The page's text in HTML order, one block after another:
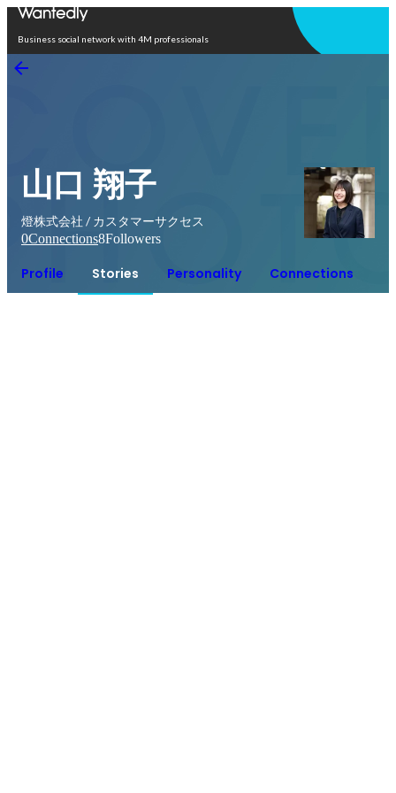
Business social network with 4M professionals
山口 翔子
燈株式会社 / カスタマーサクセス
0Connections8Followers
Profile Stories Personality Connections